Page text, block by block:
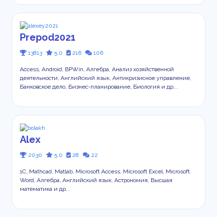
Prepod2021
13813 5.0 216 106
Access, Android, BPWin, Алгебра, Анализ хозяйственной
деятельности, Английский язык, Антикризисное управление,
Банковское дело, Бизнес-планирование, Биология и др...
Alex
2030 5.0 28 22
1С, Mathcad, Matlab, Microsoft Access, Microsoft Excel, Microsoft
Word, Алгебра, Английский язык, Астрономия, Высшая
математика и др...